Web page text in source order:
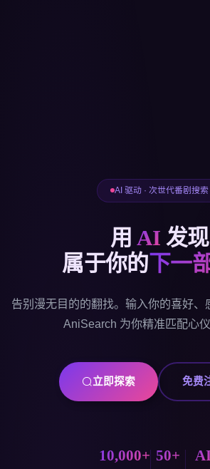
AI 驱动 · 次世代番剧搜索
用AI 发现
属于你的下一
告别漫无目的的翻找。输入你的喜好、
AniSearch 为你精准匹配心仪
立即探索 免费
10,000+ 50+